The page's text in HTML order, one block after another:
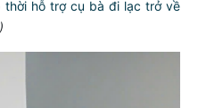
thời hỗ trợ cụ bà đi lạc trở về